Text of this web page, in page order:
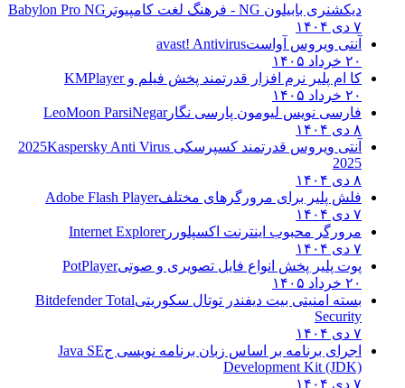
دیکشنری بابیلون NG - فرهنگ لغت کامپیوتر
Babylon Pro NG
۷ دی ۱۴۰۴
آنتی ویروس آواستavast! Antivirus
۲۰ خرداد ۱۴۰۵
کا ام پلیر نرم افزار قدرتمند پخش فیلم وKMPlayer
۲۰ خرداد ۱۴۰۵
فارسی نویس لیومون پارسی نگارLeoMoon ParsiNegar
۸ دی ۱۴۰۴
آنتی ویروس قدرتمند کسپرسکی 2025 Kaspersky Anti Virus
2025
۸ دی ۱۴۰۴
فلش پلیر برای مرورگرهای مختلفAdobe Flash Player
۷ دی ۱۴۰۴
مرورگر محبوب اینترنت اکسپلوررInternet Explorer
۷ دی ۱۴۰۴
پوت پلیر پخش انواع فایل تصویری و صوتیPotPlayer
۲۰ خرداد ۱۴۰۵
بسته امنیتی بیت دیفندر توتال سکوریتیBitdefender Total
Security
۷ دی ۱۴۰۴
اجرای برنامه بر اساس زبان برنامه نویسی جJava SE
Development Kit (JDK)
۷ دی ۱۴۰۴